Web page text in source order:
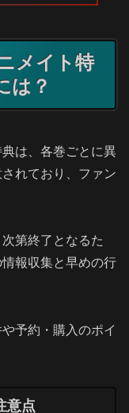
メイト特
は？
典は、各巻ごとに異
れており、ファン
第終了となるた
報収集と早めの行
予約・購入のポイ
意点